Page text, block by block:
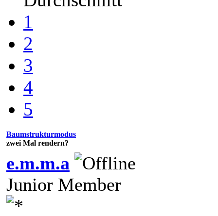
1
2
3
4
5
Baumstrukturmodus
zwei Mal rendern?
e.m.m.a
Junior Member